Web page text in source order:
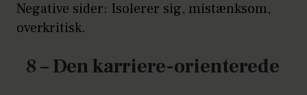
Negative sider: Isolerer sig, mistænksom,
overkritisk.
8 – Den karriere-orienterede